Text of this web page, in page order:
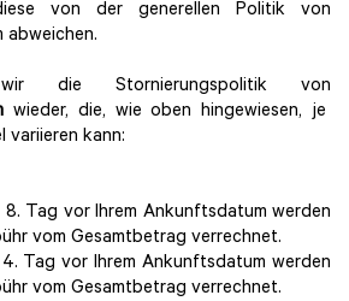
von der generellen Politik von
abweichen.
die Stornierungspolitik von
wieder, die, wie oben hingewiesen, je
variieren kann:
8. Tag vor Ihrem Ankunftsdatum werden
vom Gesamtbetrag verrechnet.
Tag vor Ihrem Ankunftsdatum werden
vom Gesamtbetrag verrechnet.